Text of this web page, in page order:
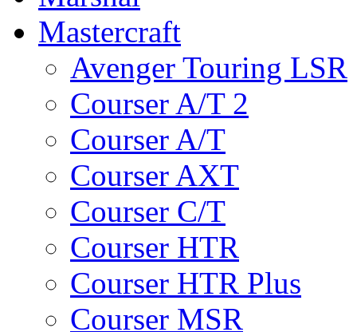
Mastercraft
Avenger Touring LSR
Courser A/T 2
Courser A/T
Courser AXT
Courser C/T
Courser HTR
Courser HTR Plus
Courser MSR